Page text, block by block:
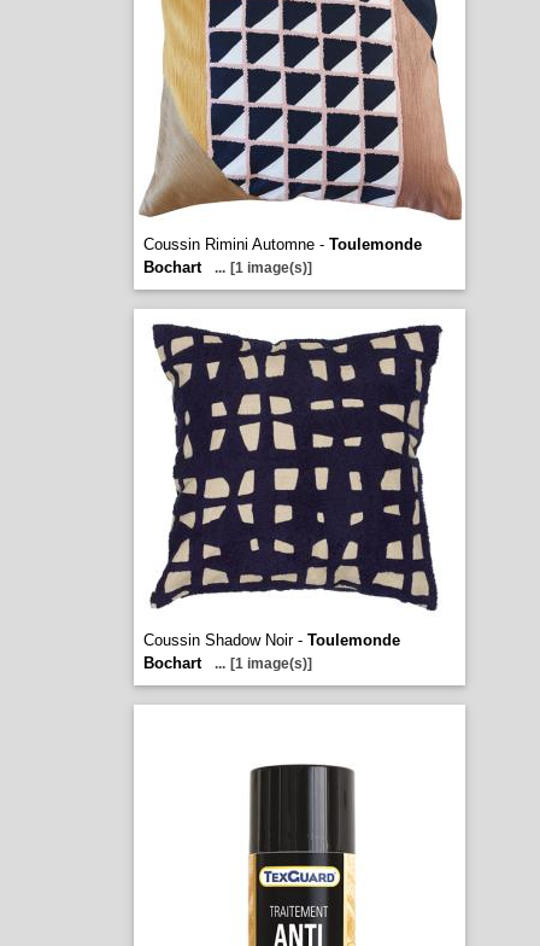
Coussin Rimini Automne - Toulemonde
Bochart
... [1 image(s)]
Coussin Shadow Noir - Toulemonde
Bochart
... [1 image(s)]